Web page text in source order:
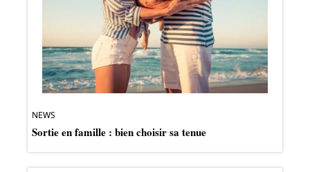
NEWS
Sortie en famille : bien choisir sa tenue